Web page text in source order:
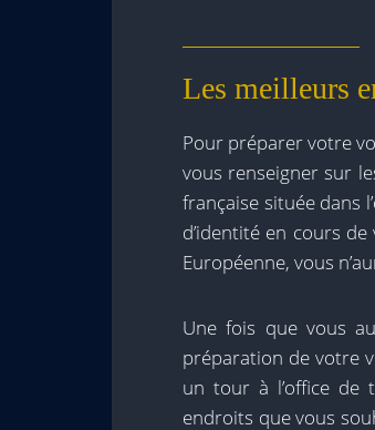
Les meilleurs
Pour préparer votre
vous renseigner sur
française située dans
d’identité en cours
Européenne, vous
Une fois que vous
préparation de votre
un tour à l’office de
endroits que vous